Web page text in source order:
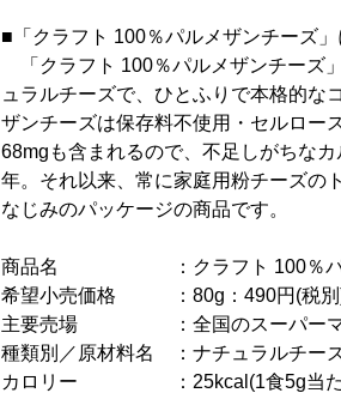
■「クラフト 100％パルメザンチーズ」
「クラフト 100％パルメザンチーズ
ュラルチーズで、ひとふりで本格的な
ザンチーズは保存料不使用・セルロー
68mgも含まれるので、不足しがちな
年。それ以来、常に家庭用粉チーズの
なじみのパッケージの商品です。
商品名 ：クラフト 100％パル
希望小売価格 ：80g：490円(税別)
主要売場 ：全国のスーパーマー
種類別／原材料名 ：ナチュラルチー
カロリー ：25kcal(1食5g当た